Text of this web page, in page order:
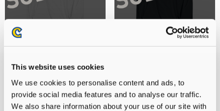
This website uses cookies
We use cookies to personalise content and ads, to
provide social media features and to analyse our traffic.
We also share information about your use of our site with
『モンスターハンターワイル
3（アイルー＆回復ミツムシ）ホ
ワイト M
4,480円 (税込)
『モンスターハンターワイル
4,480円